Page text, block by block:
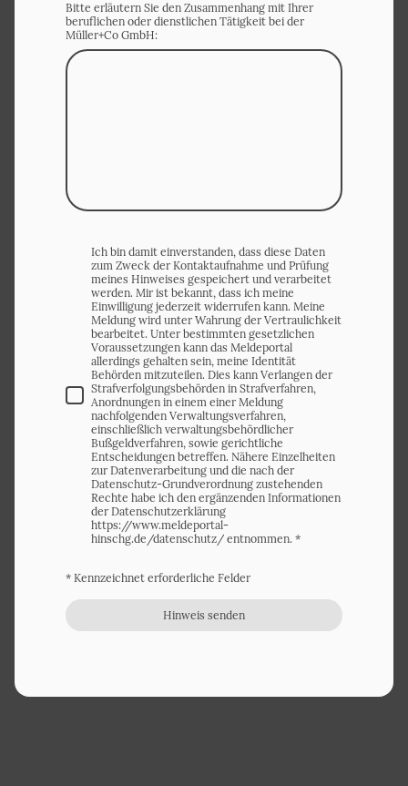
Bitte erläutern Sie den Zusammenhang mit Ihrer
beruflichen oder dienstlichen Tätigkeit bei der
Müller+Co GmbH:
Ich bin damit einverstanden, dass diese Daten
zum Zweck der Kontaktaufnahme und Prüfung
meines Hinweises gespeichert und verarbeitet
werden. Mir ist bekannt, dass ich meine
Einwilligung jederzeit widerrufen kann. Meine
Meldung wird unter Wahrung der Vertraulichkeit
bearbeitet. Unter bestimmten gesetzlichen
Voraussetzungen kann das Meldeportal
allerdings gehalten sein, meine Identität
Behörden mitzuteilen. Dies kann Verlangen der
Strafverfolgungsbehörden in Strafverfahren,
Anordnungen in einem einer Meldung
nachfolgenden Verwaltungsverfahren,
einschließlich verwaltungsbehördlicher
Bußgeldverfahren, sowie gerichtliche
Entscheidungen betreffen. Nähere Einzelheiten
zur Datenverarbeitung und die nach der
Datenschutz-Grundverordnung zustehenden
Rechte habe ich den ergänzenden Informationen
der Datenschutzerklärung
https://www.meldeportal-
hinschg.de/datenschutz/ entnommen. *
* Kennzeichnet erforderliche Felder
Hinweis senden